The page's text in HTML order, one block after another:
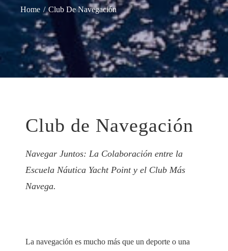
Home Club De Navegación
Club de Navegación
Navegar Juntos: La Colaboración entre la
Escuela Náutica Yacht Point y el Club Más
Navega.
La navegación es mucho más que un deporte o una